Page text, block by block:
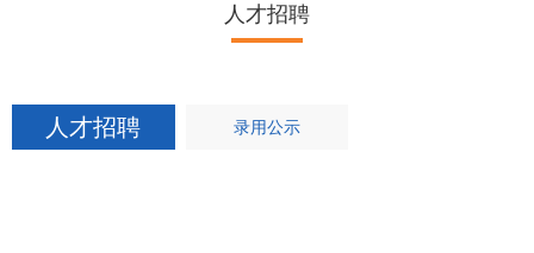
人才招聘
人才招聘 录用公示